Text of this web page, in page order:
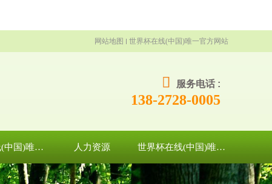
网站地图 世界杯在线(中国)唯一官方网站
服务电话 :
138-2728-0005
世界杯在线(中国)唯一官方网站 人力资源 世界杯在线(中国)唯一官方网站